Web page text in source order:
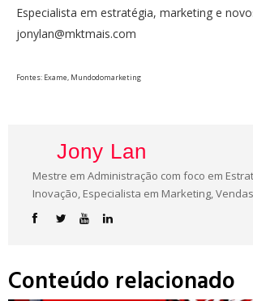
Especialista em estratégia, marketing e
jonylan@mktmais.com
Fontes: Exame, Mundodomarketing
Jony Lan
Mestre em Administração com foco em
Inovação, Especialista em Marketing,
Conteúdo relacionado